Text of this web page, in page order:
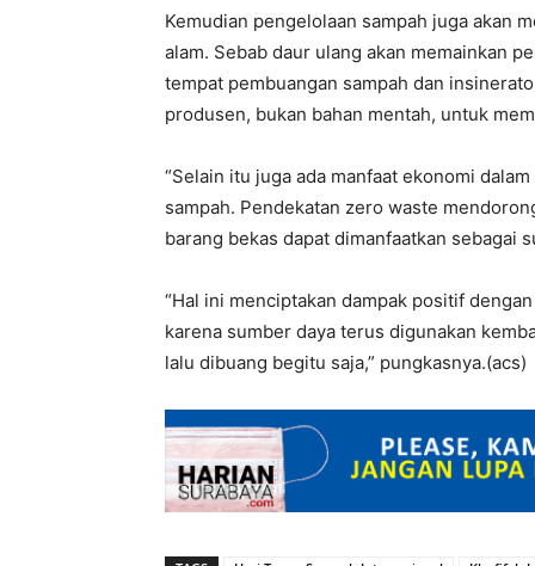
Kemudian pengelolaan sampah juga akan
alam. Sebab daur ulang akan memainkan
tempat pembuangan sampah dan
produsen, bukan bahan mentah, untuk
“Selain itu juga ada manfaat ekonomi
sampah. Pendekatan zero waste
barang bekas dapat dimanfaatkan sebagai
“Hal ini menciptakan dampak positif
karena sumber daya terus digunakan
lalu dibuang begitu saja,” pungkasnya.(acs)